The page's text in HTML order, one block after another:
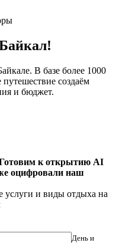
В базе более 1000
создаём
и бюджет.
к открытию AI
оцифровали наш
услуги и виды отдыха на
День и